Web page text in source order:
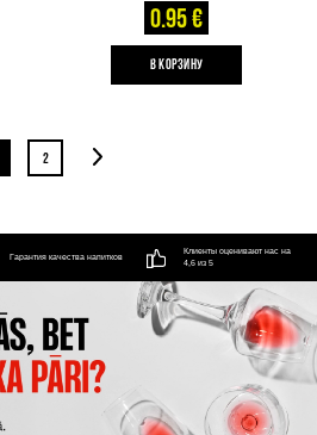
0.95 €
B КОРЗИНУ
2
Гарантия качества напитков
Клиенты оценивают нас на
4,6 из 5